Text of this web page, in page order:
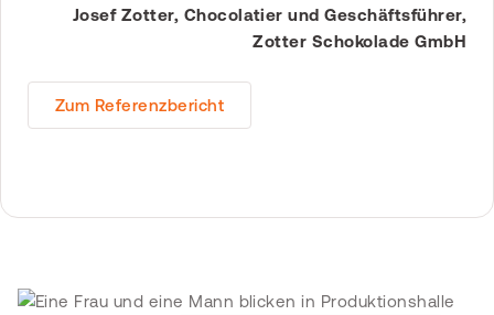
Josef Zotter, Chocolatier und Geschäftsführer,
Zotter Schokolade GmbH
Zum Referenzbericht